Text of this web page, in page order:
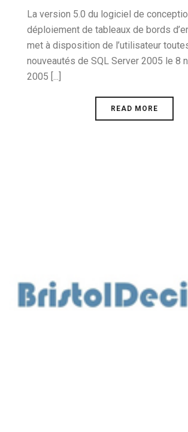
La version 5.0 du logiciel de
déploiement de tableaux de bords
met à disposition de l’utilisateur
nouveautés de SQL Server 2005 le 8
2005 [...]
READ MORE